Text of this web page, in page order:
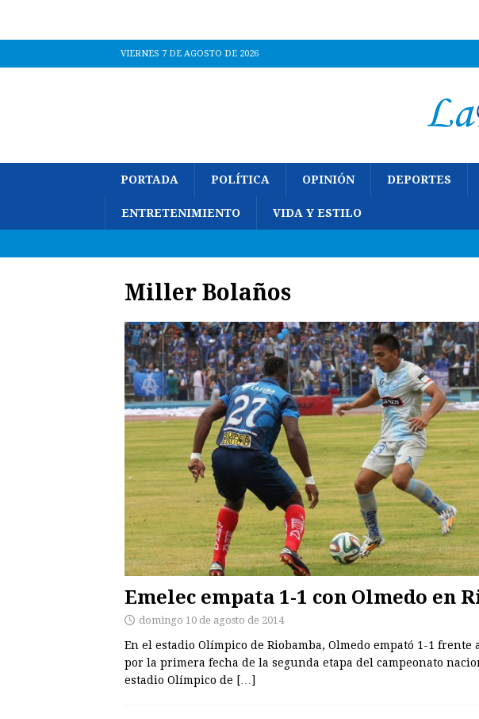
VIERNES 7 DE AGOSTO DE 2026
PORTADA POLÍTICA OPINIÓN DEPORTES
ENTRETENIMIENTO VIDA Y ESTILO
Miller Bolaños
Emelec empata 1-1 con Olmedo en
domingo 10 de agosto de 2014
En el estadio Olímpico de Riobamba, Olmedo empató 1-1
por la primera fecha de la segunda etapa del campeonato
estadio Olímpico de […]